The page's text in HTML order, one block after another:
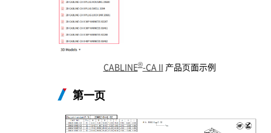
CABLINE®-CA II 产品页面示例
第一页